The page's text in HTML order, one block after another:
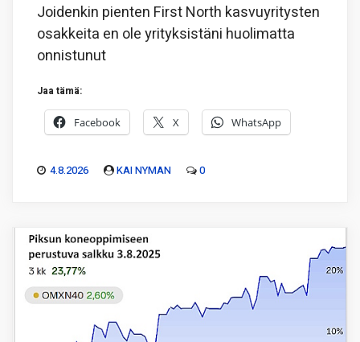
Joidenkin pienten First North kasvuyritysten
osakkeita en ole yrityksistäni huolimatta
onnistunut
Jaa tämä:
Facebook X WhatsApp
4.8.2026 KAI NYMAN 0